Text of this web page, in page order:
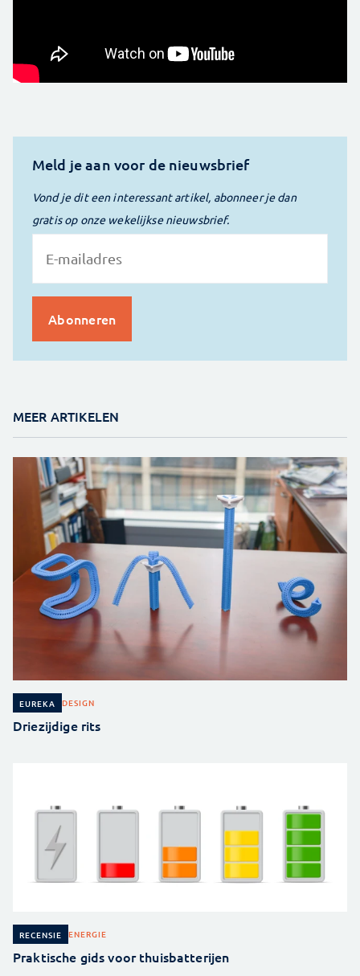
Meld je aan voor de nieuwsbrief
Vond je dit een interessant artikel, abonneer je dan
gratis op onze wekelijkse nieuwsbrief.
MEER ARTIKELEN
EUREKA DESIGN
Driezijdige rits
RECENSIE ENERGIE
Praktische gids voor thuisbatterijen